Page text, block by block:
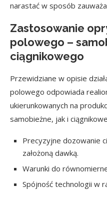
narastać w sposób
Zastosowanie
polowego –
ciągnikowego
Przewidziane w opisie
polowego odpowiada
ukierunkowanych na
samobieżne, jak i
Precyzyjne dozowanie
założoną dawką.
Warunki do
Spójność technologii w